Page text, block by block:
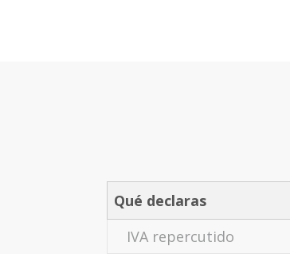
Qué declaras
IVA repercutido